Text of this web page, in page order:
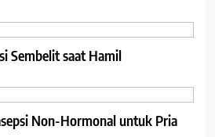
Sembelit saat Hamil
Non-Hormonal untuk Pria